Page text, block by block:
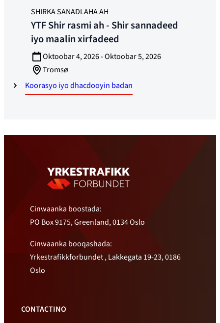
Koorasyo ​​iyo dhacdooyin badan
SHIRKA SANADLAHA AH
YTF Shir rasmi ah - Shir sannadeed
iyo maalin xirfadeed
Oktoobar 4, 2026 - Oktoobar 5, 2026
Tromsø
Cinwaanka boostada:
PO Box 9175, Greenland, 0134 Oslo
Cinwaanka booqashada:
Yrkestrafikkforbundet , Lakkegata 19-23, 0186
Oslo
CONTACTINO